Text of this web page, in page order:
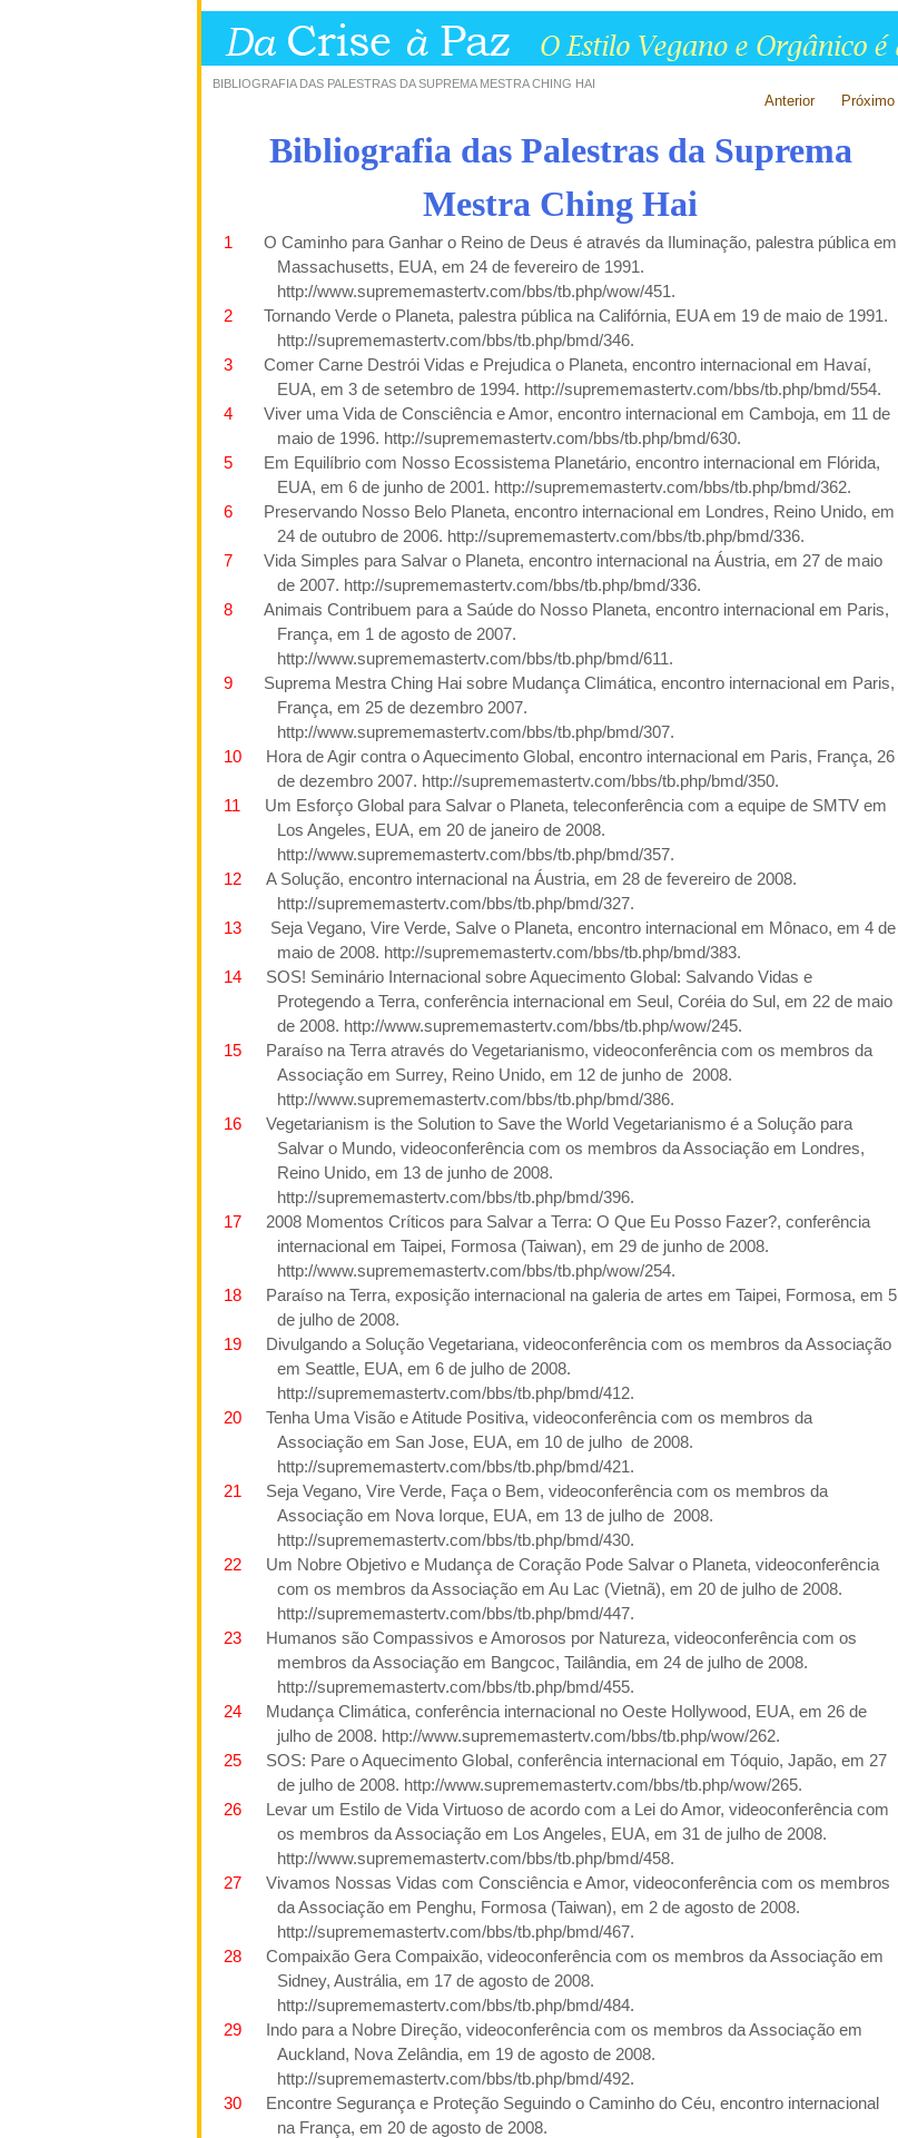
BIBLIOGRAFIA DAS PALESTRAS DA SUPREMA MESTRA CHING HAI
Anterior Próximo
Bibliografia das Palestras da Suprema
Mestra Ching Hai
1 O Caminho para Ganhar o Reino de Deus é através da Iluminação, palestra pública em
Massachusetts, EUA, em 24 de fevereiro de 1991 .
http://www.suprememastertv.com/bbs/tb.php/wow/451.
2
Tornando Verde o Planeta, palestra pública na Califórnia, EUA em 19 de maio de 1991.
http://suprememastertv.com/bbs/tb.php/bmd/346.
3
Comer Carne Destrói Vidas e Prejudica o Planeta, encontro internacional em Havaí,
EUA, em 3 de setembro de 1994. http://suprememastertv.com/bbs/tb.php/bmd/554.
4
Viver uma Vida de Consciência e Amor, encontro internacional em Camboja, em 11 de
maio de 1996. http://suprememastertv.com/bbs/tb.php/bmd/630.
5
Em Equilíbrio com Nosso Ecossistema Planetário, encontro internacional em Flórida,
EUA, em 6 de junho de 2001. http://suprememastertv.com/bbs/tb.php/bmd/362.
6
Preservando Nosso Belo Planeta, encontro internacional em Londres, Reino Unido, em
24 de outubro de 2006. http://suprememastertv.com/bbs/tb.php/bmd/336.
7
Vida Simples para Salvar o Planeta, encontro internacional na Áustria, em 27 de maio
de 2007. http://suprememastertv.com/bbs/tb.php/bmd/336.
8
Animais Contribuem para a Saúde do Nosso Planeta, encontro internacional em Paris,
França, em 1 de agosto de 2007.
http://www.suprememastertv.com/bbs/tb.php/bmd/611.
9
Suprema Mestra Ching Hai sobre Mudança Climática, encontro internacional em Paris,
França, em 25 de dezembro 2007.
http://www.suprememastertv.com/bbs/tb.php/bmd/307.
10
Hora de Agir contra o Aquecimento Global, encontro internacional em Paris, França, 26
de dezembro 2007. http://suprememastertv.com/bbs/tb.php/bmd/350.
11
Um Esforço Global para Salvar o Planeta, teleconferência com a equipe de SMTV em
Los Angeles, EUA, em 20 de janeiro de 2008.
http://www.suprememastertv.com/bbs/tb.php/bmd/357.
12
A Solução, encontro internacional na Áustria, em 28 de fevereiro de 2008.
http://suprememastertv.com/bbs/tb.php/bmd/327.
13
Seja Vegano, Vire Verde, Salve o Planeta, encontro internacional em Mônaco, em 4 de
maio de 2008. http://suprememastertv.com/bbs/tb.php/bmd/383.
14
SOS! Seminário Internacional sobre Aquecimento Global: Salvando Vidas e
Protegendo a Terra, conferência internacional em Seul, Coréia do Sul, em 22 de maio
de 2008. http://www.suprememastertv.com/bbs/tb.php/wow/245.
15
Paraíso na Terra através do Vegetarianismo, videoconferência com os membros da
Associação em Surrey, Reino Unido, em 12 de junho de 2008.
http://www.suprememastertv.com/bbs/tb.php/bmd/386.
16
Vegetarianism is the Solution to Save the World Vegetarianismo é a Solução para
Salvar o Mundo, videoconferência com os membros da Associação em Londres,
Reino Unido, em 13 de junho de 2008.
http://suprememastertv.com/bbs/tb.php/bmd/396.
17
2008 Momentos Críticos para Salvar a Terra: O Que Eu Posso Fazer?, conferência
internacional em Taipei, Formosa (Taiwan), em 29 de junho de 2008.
http://www.suprememastertv.com/bbs/tb.php/wow/254.
18
Paraíso na Terra, exposição internacional na galeria de artes em Taipei, Formosa, em 5
de julho de 2008.
19
Divulgando a Solução Vegetariana, videoconferência com os membros da Associação
em Seattle, EUA, em 6 de julho de 2008.
http://suprememastertv.com/bbs/tb.php/bmd/412.
20
Tenha Uma Visão e Atitude Positiva, videoconferência com os membros da
Associação em San Jose, EUA, em 10 de julho de 2008.
http://suprememastertv.com/bbs/tb.php/bmd/421.
21
Seja Vegano, Vire Verde, Faça o Bem, videoconferência com os membros da
Associação em Nova Iorque, EUA, em 13 de julho de 2008.
http://suprememastertv.com/bbs/tb.php/bmd/430.
22
Um Nobre Objetivo e Mudança de Coração Pode Salvar o Planeta, videoconferência
com os membros da Associação em Au Lac (Vietnã), em 20 de julho de 2008.
http://suprememastertv.com/bbs/tb.php/bmd/447.
23
Humanos são Compassivos e Amorosos por Natureza, videoconferência com os
membros da Associação em Bangcoc, Tailândia, em 24 de julho de 2008.
http://suprememastertv.com/bbs/tb.php/bmd/455.
24
Mudança Climática, conferência internacional no Oeste Hollywood, EUA, em 26 de
julho de 2008. http://www.suprememastertv.com/bbs/tb.php/wow/262.
25
SOS: Pare o Aquecimento Global, conferência internacional em Tóquio, Japão, em 27
de julho de 2008. http://www.suprememastertv.com/bbs/tb.php/wow/265.
26
Levar um Estilo de Vida Virtuoso de acordo com a Lei do Amor, videoconferência com
os membros da Associação em Los Angeles, EUA, em 31 de julho de 2008.
http://www.suprememastertv.com/bbs/tb.php/bmd/458.
27
Vivamos Nossas Vidas com Consciência e Amor, videoconferência com os membros
da Associação em Penghu, Formosa (Taiwan), em 2 de agosto de 2008.
http://suprememastertv.com/bbs/tb.php/bmd/467.
28
Compaixão Gera Compaixão, videoconferência com os membros da Associação em
Sidney, Austrália, em 17 de agosto de 2008.
http://suprememastertv.com/bbs/tb.php/bmd/484.
29
Indo para a Nobre Direção, videoconferência com os membros da Associação em
Auckland, Nova Zelândia, em 19 de agosto de 2008.
http://suprememastertv.com/bbs/tb.php/bmd/492.
30
Encontre Segurança e Proteção Seguindo o Caminho do Céu, encontro internacional
na França, em 20 de agosto de 2008.